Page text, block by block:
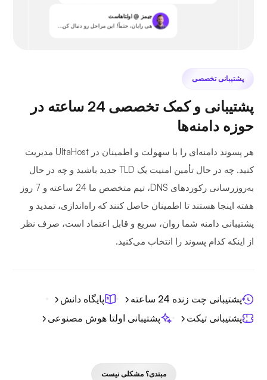
جیمز @ اولتاهاست
هی رایان، حتماً! این مراحل رو دنبال کن...
پشتیبانی تخصصی
پشتیبانی و کمک تخصصی 24 ساعته در
حوزه دامنه‌ها
هر پسوند دامنه‌ای را با سهولت و اطمینان در UltaHost مدیریت
کنید. چه در حال تأمین امنیت یک TLD جدید باشید و چه در حال
به‌روزرسانی رکوردهای DNS، تیم متخصص ما 24 ساعته و 7 روز
هفته اینجا هستند تا اطمینان حاصل کنند که راه‌اندازی، تمدید و
پشتیبانی دامنه شما روان، سریع و قابل اعتماد است، صرف نظر
از اینکه کدام پسوند را انتخاب می‌کنید.
پشتیبانی چت زنده 24 ساعته
پایگاه دانش
پشتیبانی تیکت
پشتیبانی اولتا هوش مصنوعی
مبتدی؟ مشکلی نیست